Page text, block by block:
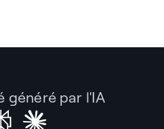
généré par l'IA